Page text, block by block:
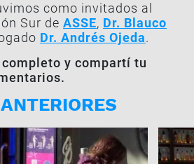
como invitados al
Sur de ASSE, Dr. Blauco
Dr. Andrés Ojeda.
y compartí tu